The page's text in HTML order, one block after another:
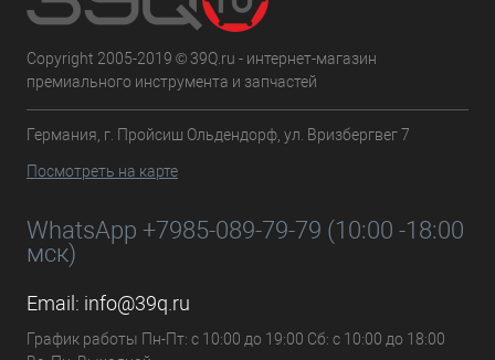
Copyright 2005-2019 © 39Q.ru - интернет-магазин
премиального инструмента и запчастей
Германия, г. Пройсиш Ольдендорф, ул. Вризбергвег 7
Посмотреть на карте
WhatsApp +7985-089-79-79 (10:00 -18:00
мск)
Email: info@39q.ru
График работы Пн-Пт: с 10:00 до 19:00 Сб: с 10:00 до 18:00